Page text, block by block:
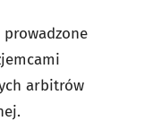
arbitrów